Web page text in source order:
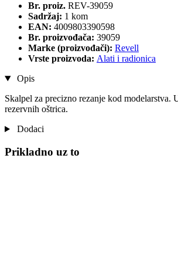
Br. proiz. REV-39059
Sadržaj: 1 kom
EAN: 4009803390598
Br. proizvođača: 39059
Marke (proizvođači): Revell
Vrste proizvoda: Alati i radionica
Opis
Skalpel za precizno rezanje kod modelarstva.
rezervnih oštrica.
Dodaci
Prikladno uz to